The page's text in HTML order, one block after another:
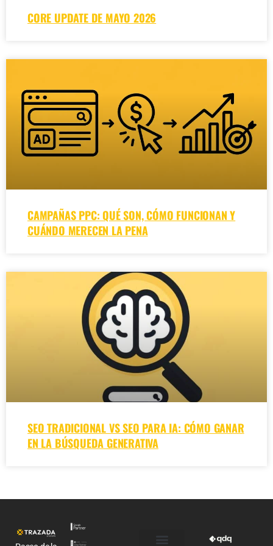
CORE UPDATE DE MAYO 2026
CAMPAÑAS PPC: QUÉ SON, CÓMO FUNCIONAN Y
CUÁNDO MERECEN LA PENA
SEO TRADICIONAL VS SEO PARA IA: CÓMO GANAR
EN LA BÚSQUEDA GENERATIVA